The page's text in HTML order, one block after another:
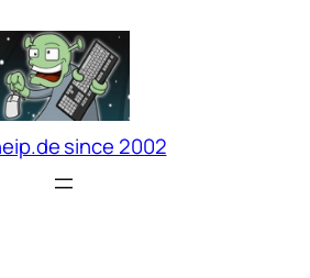
since 2002